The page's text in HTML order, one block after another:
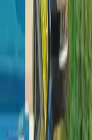
precios de cada
tecnología